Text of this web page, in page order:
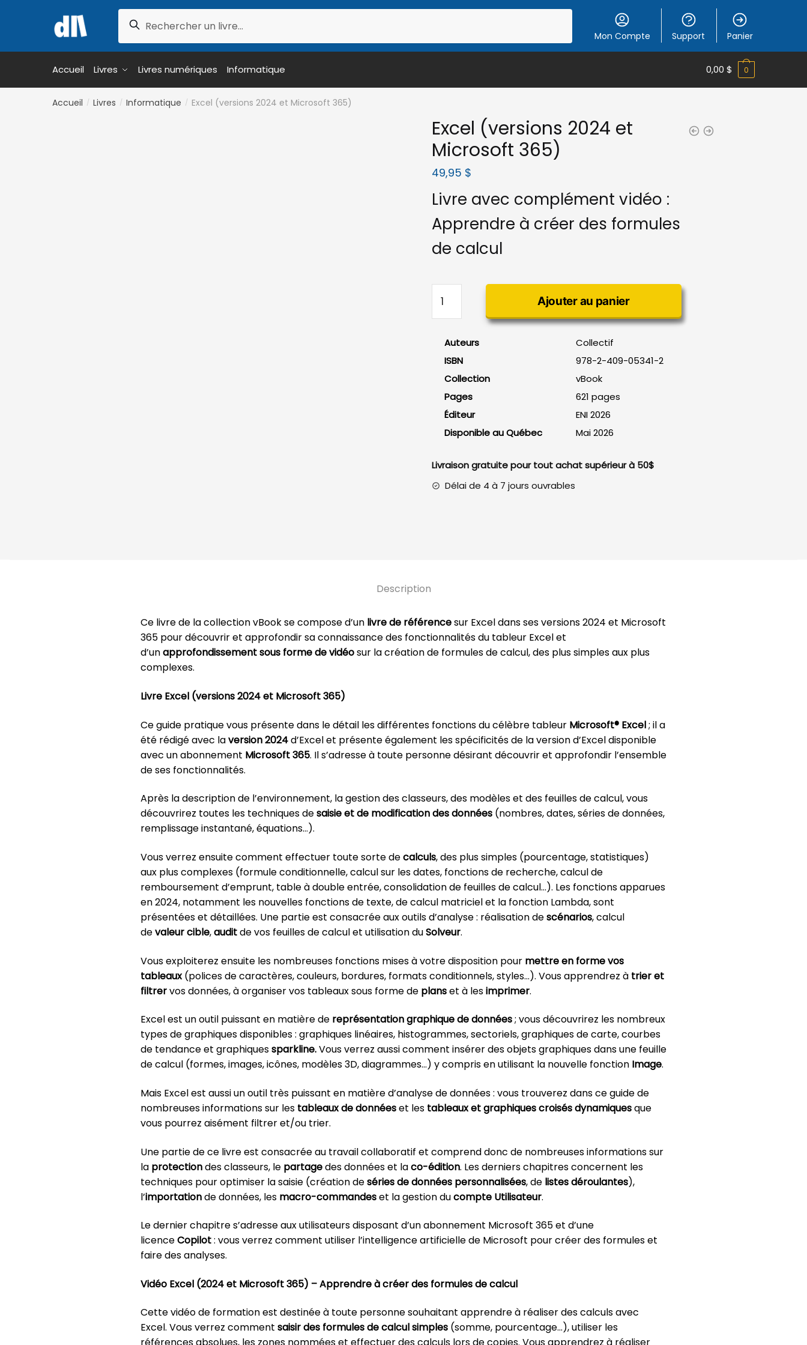
Recherche
pour :
Recherche
Mon Compte Support Panier
Accueil Livres Livres numériques Informatique 0,00 $ 0
Accueil / Livres / Informatique / Excel (versions 2024 et Microsoft 365)
Excel (versions 2024 et
Microsoft 365)
49,95 $
Livre avec complément vidéo :
Apprendre à créer des formules
de calcul
de
Excel
(versions
Microsoft
365)
Ajouter au panier
Auteurs
Collectif
ISBN
978-2-409-05341-2
Collection
vBook
Pages
621 pages
Éditeur
ENI 2026
Disponible au Québec
Mai 2026
Livraison gratuite pour tout achat supérieur à 50$
Délai de 4 à 7 jours ouvrables
Description
Ce livre de la collection vBook se compose d’un livre de référencesur Excel dans ses versions 2024 et Microsoft
365 pour découvrir et approfondir sa connaissance des fonctionnalités du tableur Excel et
d’unapprofondissement sous forme de vidéosur la création de formules de calcul, des plus simples aux plus
complexes.
Livre Excel (versions 2024 et Microsoft 365)
Ce guide pratique vous présente dans le détail les différentes fonctions du célèbre tableur Microsoft® Excel; il a
été rédigé avec laversion 2024d’Excel et présente également les spécificités de la version d’Excel disponible
avec un abonnement Microsoft 365. Il s’adresse à toute personne désirant découvrir et approfondir l’ensemble
de ses fonctionnalités.
Après la description de l’environnement, la gestion des classeurs, des modèles et des feuilles de calcul, vous
découvrirez toutes les techniques desaisie et de modification des données(nombres, dates, séries de données,
remplissage instantané, équations…).
Vous verrez ensuite comment effectuer toute sorte decalculs, des plus simples (pourcentage, statistiques)
aux plus complexes (formule conditionnelle, calcul sur les dates, fonctions de recherche, calcul de
remboursement d’emprunt, table à double entrée, consolidation de feuilles de calcul…). Les fonctions apparues
en 2024, notamment les nouvelles fonctions de texte, de calcul matriciel et la fonction Lambda, sont
présentées et détaillées. Une partie est consacrée aux outils d’analyse : réalisation descénarios, calcul
devaleur cible,auditde vos feuilles de calcul et utilisation duSolveur.
Vous exploiterez ensuite les nombreuses fonctions mises à votre disposition pour mettre en forme vos
tableaux(polices de caractères, couleurs, bordures, formats conditionnels, styles…). Vous apprendrez à trier et
filtrervos données, à organiser vos tableaux sous forme de planset à lesimprimer.
Excel est un outil puissant en matière de représentation graphique de données; vous découvrirez les nombreux
types de graphiques disponibles : graphiques linéaires, histogrammes, sectoriels, graphiques de carte, courbes
de tendance et graphiquessparkline.Vous verrez aussi comment insérer des objets graphiques dans une feuille
de calcul (formes, images, icônes, modèles 3D, diagrammes…) y compris en utilisant la nouvelle fonction Image.
Mais Excel est aussi un outil très puissant en matière d’analyse de données : vous trouverez dans ce guide de
nombreuses informations sur les tableaux de donnéeset les tableaux et graphiques croisés dynamiquesque
vous pourrez aisément filtrer et/ou trier.
Une partie de ce livre est consacrée au travail collaboratif et comprend donc de nombreuses informations sur
la protectiondes classeurs, le partagedes données et laco-édition. Les derniers chapitres concernent les
techniques pour optimiser la saisie (création deséries de données personnalisées, de listes déroulantes),
l’importationde données, les macro-commandeset la gestion ducompte Utilisateur.
Le dernier chapitre s’adresse aux utilisateurs disposant d’un abonnement Microsoft 365 et d’une
licenceCopilot: vous verrez comment utiliser l’intelligence artificielle de Microsoft pour créer des formules et
faire des analyses.
Vidéo Excel (2024 et Microsoft 365) – Apprendre à créer des formules de calcul
Cette vidéo de formation est destinée à toute personne souhaitant apprendre à réaliser des calculs avec
Excel. Vous verrez comment saisir des formules de calcul simples (somme, pourcentage…), utiliser les